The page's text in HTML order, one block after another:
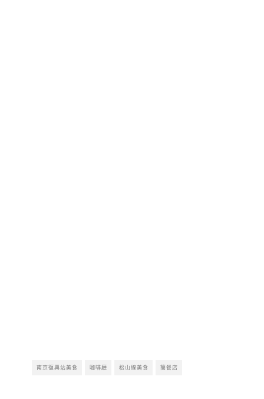
南京復興站美食 咖啡廳 松山線美食 簡餐店